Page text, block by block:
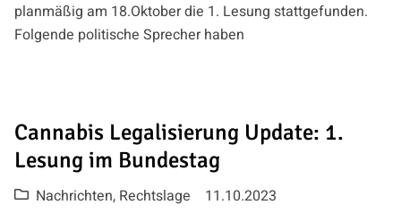
planmäßig am 18.Oktober die 1. Lesung stattgefunden.
Folgende politische Sprecher haben
Cannabis Legalisierung Update: 1.
Lesung im Bundestag
Nachrichten, Rechtslage
11.10.2023